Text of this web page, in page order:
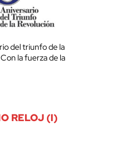
del triunfo de la
la fuerza de la
RELOJ (I)